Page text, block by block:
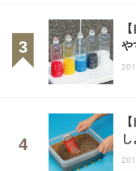
や